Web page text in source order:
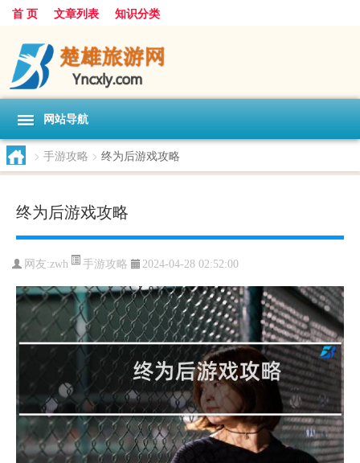
首 页 文章列表 知识分类
网站导航
> 手游攻略 > 终为后游戏攻略
终为后游戏攻略
网友:zwh 手游攻略 2024-04-28 02:52:00